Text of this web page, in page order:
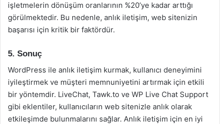
işletmelerin dönüşüm oranlarının %20’ye kadar arttığı
görülmektedir. Bu nedenle, anlık iletişim, web sitenizin
başarısı için kritik bir faktördür.
5. Sonuç
WordPress ile anlık iletişim kurmak, kullanıcı deneyimini
iyileştirmek ve müşteri memnuniyetini artırmak için etkili
bir yöntemdir. LiveChat, Tawk.to ve WP Live Chat Support
gibi eklentiler, kullanıcıların web sitenizle anlık olarak
etkileşimde bulunmalarını sağlar. Anlık iletişim için en iyi